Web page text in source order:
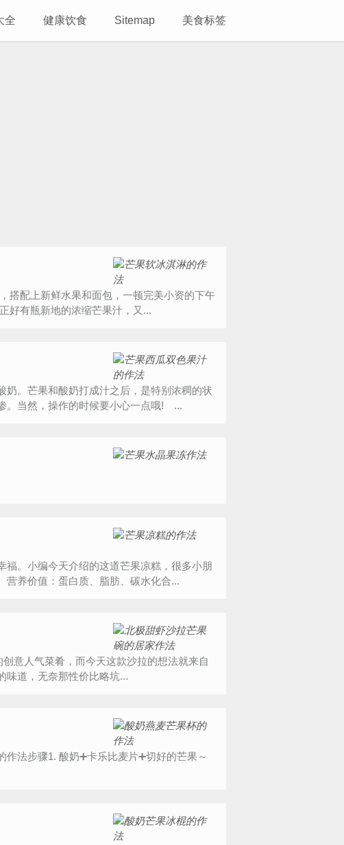
全 健康饮食 Sitemap 美食标签
！又能解馋，还不会闹肚子。 手头正好有瓶新地的浓缩芒果汁，又...
。芒果和酸奶打成汁之后，是特别浓稠的状
。当然，操作的时候要小心一点哦! ...
。小编今天介绍的这道芒果凉糕，很多小朋
营养价值：蛋白质、脂肪、碳水化合...
意人气菜肴，而今天这款沙拉的想法就来自
味道，无奈那性价比略坑...
法步骤1. 酸奶➕卡乐比麦片➕切好的芒果～